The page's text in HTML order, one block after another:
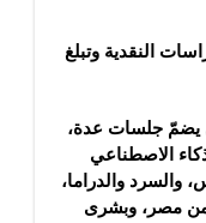
النقدية وتبلغ
يضمّ جلسات عدة،
الاصطناعي
والسرد والدراما،
من مصر، وبشرى